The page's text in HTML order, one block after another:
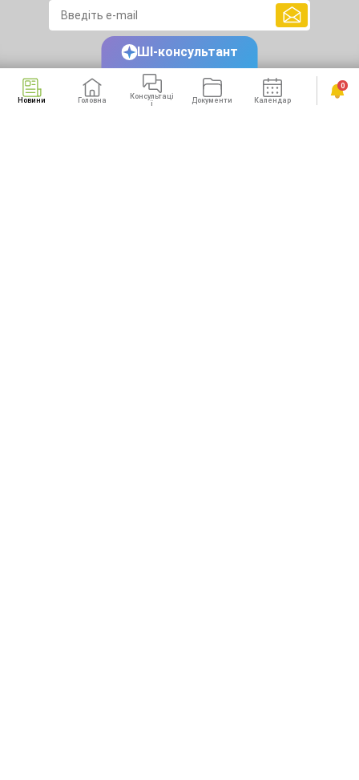
Новини Головна
Консультаці
ї
Документи Календар Сервіси
0
ШІ-консультант